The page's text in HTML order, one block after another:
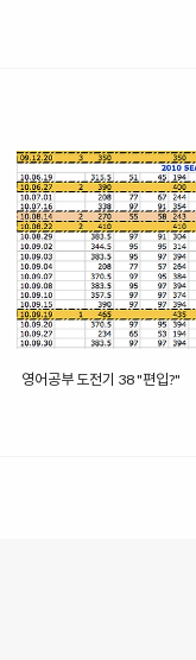
영어공부 도전기 38 "편입?"